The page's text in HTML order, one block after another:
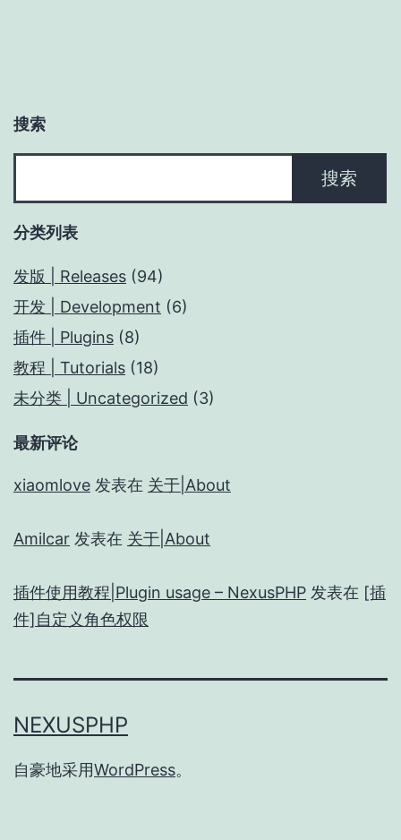
搜索
搜索
分类列表
发版 | Releases (94)
开发 | Development (6)
插件 | Plugins (8)
教程 | Tutorials (18)
未分类 | Uncategorized (3)
最新评论
xiaomlove 发表在 关于|About
Amilcar 发表在 关于|About
插件使用教程|Plugin usage – NexusPHP 发表在 [插
件]自定义角色权限
NEXUSPHP
自豪地采用WordPress。